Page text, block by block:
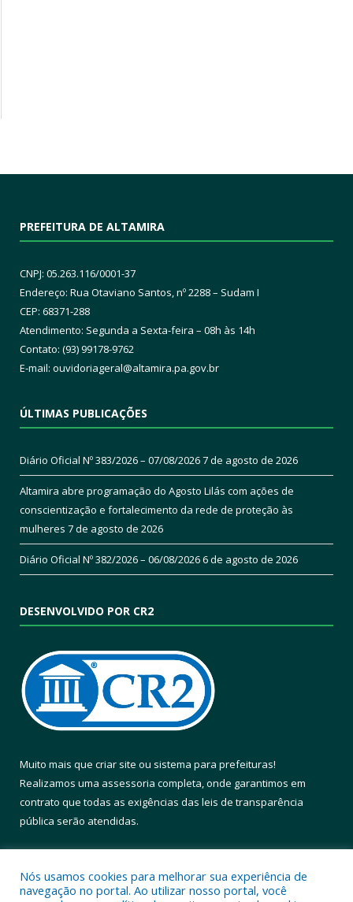
PREFEITURA DE ALTAMIRA
CNPJ: 05.263.116/0001-37
Endereço: Rua Otaviano Santos, nº 2288 – Sudam I
CEP: 68371-288
Atendimento: Segunda a Sexta-feira – 08h às 14h
Contato: (93) 99178-9762
E-mail: ouvidoriageral@altamira.pa.gov.br
ÚLTIMAS PUBLICAÇÕES
Diário Oficial Nº 383/2026 – 07/08/20267 de agosto de 2026
Altamira abre programação do Agosto Lilás com ações de
conscientização e fortalecimento da rede de proteção às
mulheres 7 de agosto de 2026
Diário Oficial Nº 382/2026 – 06/08/20266 de agosto de 2026
DESENVOLVIDO POR CR2
Muito mais que criar site ou sistema para prefeituras!
Realizamos uma assessoria completa, onde garantimos em
contrato que todas as exigências das leis de transparência
pública serão atendidas.
Nós usamos cookies para melhorar sua experiência de
navegação no portal. Ao utilizar nosso portal, você